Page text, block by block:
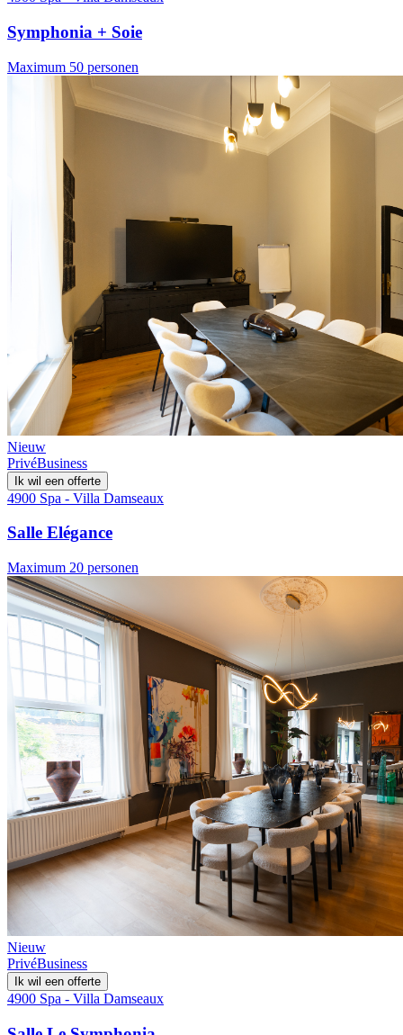
Symphonia + Soie
Maximum 50 personen
Nieuw
PrivéBusiness
Ik wil een offerte
4900 Spa - Villa Damseaux
Salle Elégance
Maximum 20 personen
Nieuw
PrivéBusiness
Ik wil een offerte
4900 Spa - Villa Damseaux